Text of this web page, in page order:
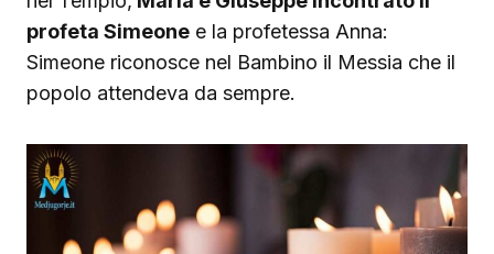
profeta Simeone e la profetessa Anna:
Simeone riconosce nel Bambino il Messia che il
popolo attendeva da sempre.